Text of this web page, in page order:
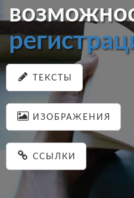
ТЕКСТЫ
ИЗОБРАЖЕНИЯ
ССЫЛКИ